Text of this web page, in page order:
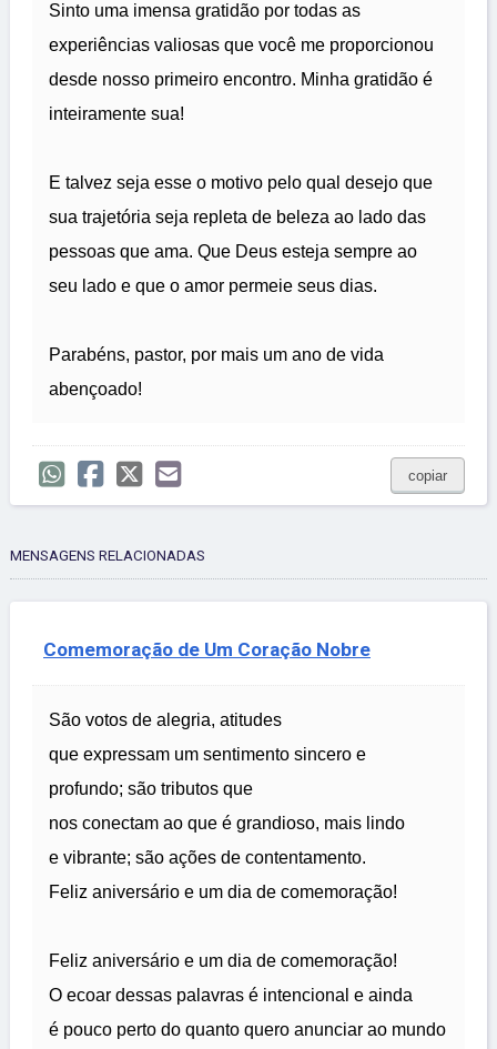
Sinto uma imensa gratidão por todas as
experiências valiosas que você me proporcionou
desde nosso primeiro encontro. Minha gratidão é
inteiramente sua!
E talvez seja esse o motivo pelo qual desejo que
sua trajetória seja repleta de beleza ao lado das
pessoas que ama. Que Deus esteja sempre ao
seu lado e que o amor permeie seus dias.
Parabéns, pastor, por mais um ano de vida
abençoado!
copiar
MENSAGENS RELACIONADAS
Comemoração de Um Coração Nobre
São votos de alegria, atitudes
que expressam um sentimento sincero e
profundo; são tributos que
nos conectam ao que é grandioso, mais lindo
e vibrante; são ações de contentamento.
Feliz aniversário e um dia de comemoração!
Feliz aniversário e um dia de comemoração!
O ecoar dessas palavras é intencional e ainda
é pouco perto do quanto quero anunciar ao mundo